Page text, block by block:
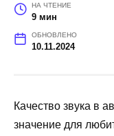
НА ЧТЕНИЕ
9 мин
ОБНОВЛЕНО
10.11.2024
Качество звука в
значение для